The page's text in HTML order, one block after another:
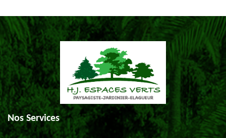
Nos Services